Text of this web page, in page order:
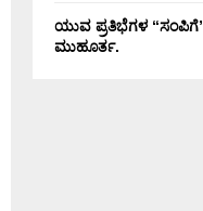
ಯುವ ಪ್ರತಿಭೆಗಳ “ಸಂಪಿಗೆ”
ಮುಹೂರ್ತ.